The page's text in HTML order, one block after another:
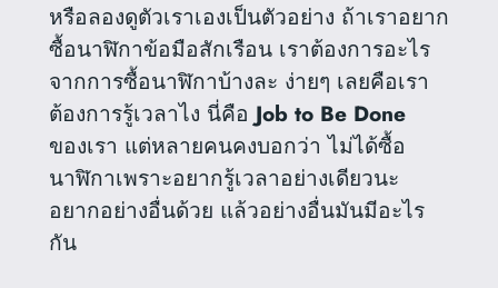
หรือลองดูตัวเราเองเป็นตัวอย่าง ถ้าเราอยาก
ซื้อนาฬิกาข้อมือสักเรือน เราต้องการอะไร
จากการซื้อนาฬิกาบ้างละ ง่ายๆ เลยคือเรา
ต้องการรู้เวลาไง นี่คือ Job to Be Done
ของเรา แต่หลายคนคงบอกว่า ไม่ได้ซื้อ
นาฬิกาเพราะอยากรู้เวลาอย่างเดียวนะ
อยากอย่างอื่นด้วย แล้วอย่างอื่นมันมีอะไร
กัน